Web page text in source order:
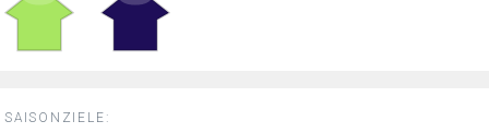
SAISONZIELE: